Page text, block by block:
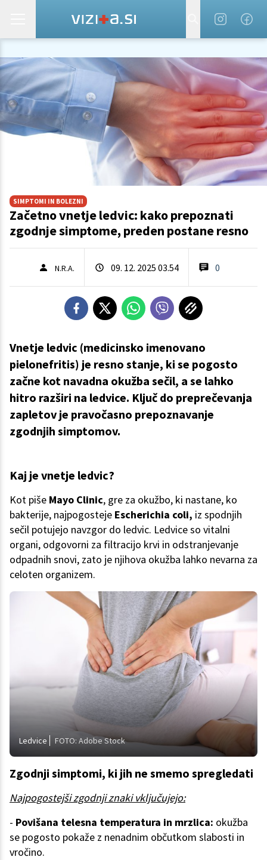
SIMPTOMI IN BOLEZNI
Začetno vnetje ledvic: kako prepoznati
zgodnje simptome, preden postane resno
N.R.A. 09. 12. 2025 03.54 0
Vnetje ledvic (medicinsko imenovano
pielonefritis) je resno stanje, ki se pogosto
začne kot navadna okužba sečil, a se lahko
hitro razširi na ledvice. Ključ do preprečevanja
zapletov je pravočasno prepoznavanje
zgodnjih simptomov.
Kaj je vnetje ledvic?
Kot piše Mayo Clinic, gre za okužbo, ki nastane, ko
bakterije, najpogosteje Escherichia coli, iz spodnjih
sečil potujejo navzgor do ledvic. Ledvice so vitalni
organi, odgovorni za filtracijo krvi in odstranjevanje
odpadnih snovi, zato je njihova okužba lahko nevarna za
celoten organizem.
Ledvice FOTO: Adobe Stock
Zgodnji simptomi, ki jih ne smemo spregledati
Najpogostejši zgodnji znaki vključujejo:
- Povišana telesna temperatura in mrzlica: okužba
se pogosto pokaže z nenadnim občutkom slabosti in
vročino.